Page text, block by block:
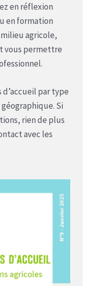
en réflexion
en formation
agricole,
vous permettre
d’accueil par type
Si
rien de plus
avec les